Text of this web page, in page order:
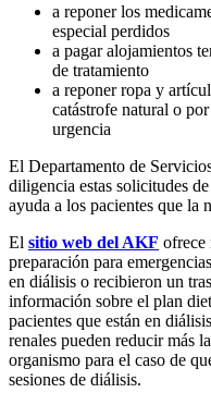
a reponer los
especial perdidos
a pagar alojamientos
de tratamiento
a reponer ropa y
catástrofe natural o
urgencia
El Departamento de
diligencia estas solicitudes
ayuda a los pacientes que la
El sitio web del AKF ofrece
preparación para
en diálisis o recibieron un
información sobre el plan
pacientes que están en
renales pueden reducir más
organismo para el caso de
sesiones de diálisis.